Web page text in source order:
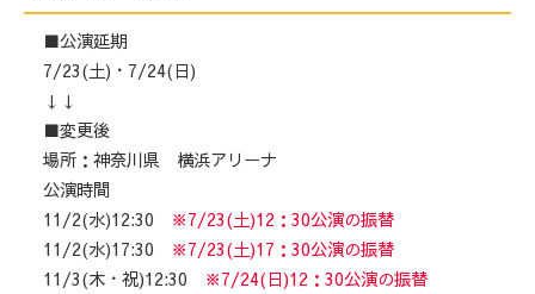
■公演延期
7/23(土)・7/24(日)
↓↓
■変更後
場所：神奈川県 横浜アリーナ
公演時間
11/2(水)12:30 ※7/23(土)12：30公演の振替
11/2(水)17:30 ※7/23(土)17：30公演の振替
11/3(木・祝)12:30 ※7/24(日)12：30公演の振替